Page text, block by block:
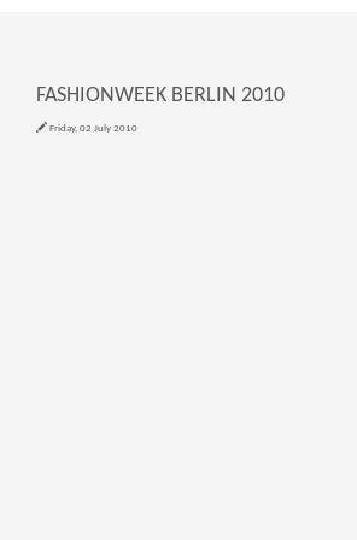
FASHIONWEEK BERLIN 2010
Friday, 02 July 2010